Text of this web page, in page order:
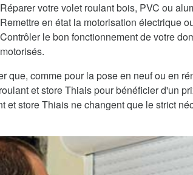
Réparer votre volet roulant bois, PVC ou
Remettre en état la motorisation électrique
Contrôler le bon fonctionnement de votre
motorisés.
que, comme pour la pose en neuf ou en
et store Thiais pour bénéficier d'un
et store Thiais ne changent que le strict